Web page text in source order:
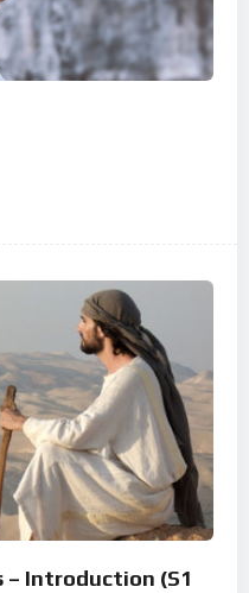
– Introduction (S1